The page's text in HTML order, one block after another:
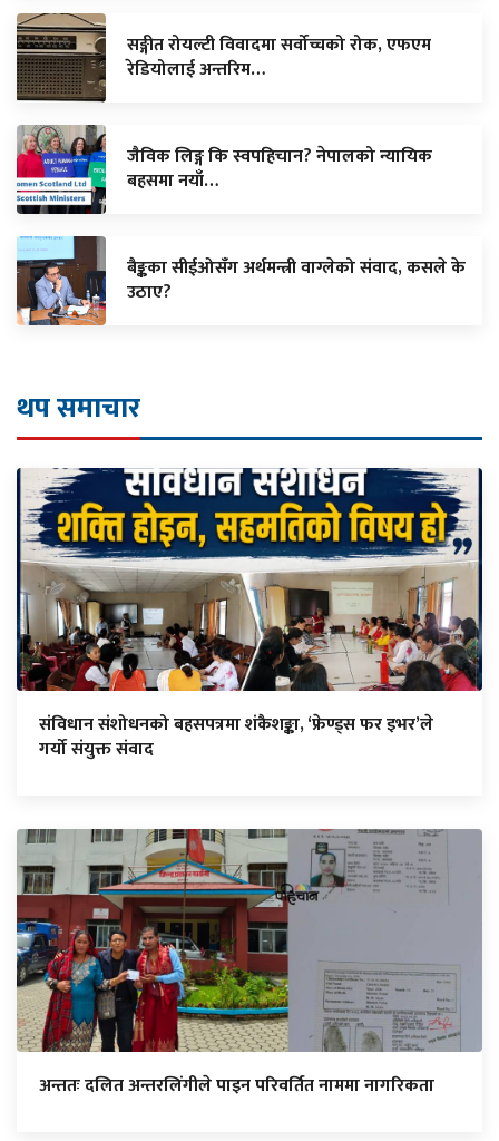
सङ्गीत रोयल्टी विवादमा सर्वोच्चको रोक, एफएम
रेडियोलाई अन्तरिम…
जैविक लिङ्ग कि स्वपहिचान? नेपालको न्यायिक
बहसमा नयाँ…
बैङ्कका सीईओसँग अर्थमन्त्री वाग्लेको संवाद, कसले के
उठाए?
थप समाचार
संविधान संशोधनको बहसपत्रमा शंकैशङ्का, ‘फ्रेण्ड्स फर इभर’ले
गर्यो संयुक्त संवाद
अन्ततः दलित अन्तरलिंगीले पाइन परिवर्तित नाममा नागरिकता